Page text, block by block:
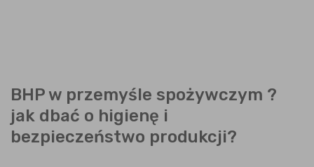
BHP w przemyśle spożywczym ?
jak dbać o higienę i
bezpieczeństwo produkcji?